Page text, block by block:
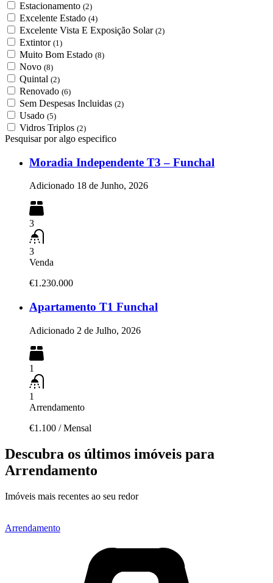
Estacionamento (2)
Excelente Estado (4)
Excelente Vista E Exposição Solar (2)
Extintor (1)
Muito Bom Estado (8)
Novo (8)
Quintal (2)
Renovado (6)
Sem Despesas Incluidas (2)
Usado (5)
Vidros Triplos (2)
Pesquisar por algo especifico
Moradia Independente T3 – Funchal
Adicionado 18 de Junho, 2026
3
3
Venda
€1.230.000
Apartamento T1 Funchal
Adicionado 2 de Julho, 2026
1
1
Arrendamento
€1.100 / Mensal
Descubra os últimos imóveis para
Arrendamento
Imóveis mais recentes ao seu redor
Arrendamento